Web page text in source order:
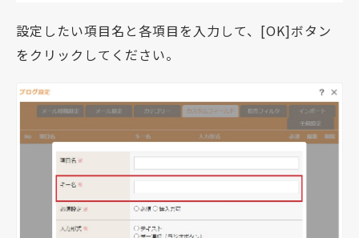
設定したい項目名と各項目を入力して、[OK]ボタン
をクリックしてください。